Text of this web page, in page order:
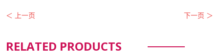
＜ 上一页 下一页 ＞
RELATED PRODUCTS